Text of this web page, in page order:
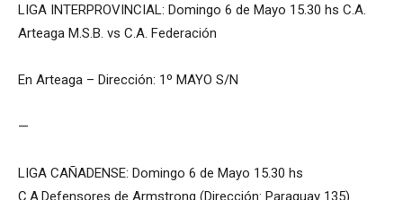
LIGA INTERPROVINCIAL: Domingo 6 de Mayo 15.30 hs C.A.
Arteaga M.S.B. vs C.A. Federación
En Arteaga – Dirección: 1º MAYO S/N
—
LIGA CAÑADENSE: Domingo 6 de Mayo 15.30 hs
C.A.Defensores de Armstrong (Dirección: Paraguay 135)